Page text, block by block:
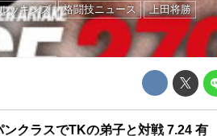
ッキンズ 格闘技ニュース
上田将勝
クラスでTKの弟子と対戦 7.24 有